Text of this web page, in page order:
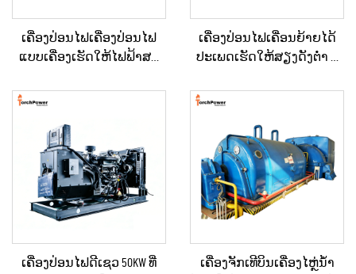
ເຄື່ອງປ່ອນໄຟເຄື່ອງປ່ອນໄຟ
ແບບເຄື່ອງເຮັດໃຫ້ໄຟຟ້າສະ
ອາຄານເພື່ອການຄ້າ ແລະ
ສະຫງາດໄຟສຳຮອງ
ເຄື່ອງປ່ອນໄຟເຄື່ອນຍ້າຍໄດ້
ປະເພດເຮັດໃຫ້ສຽງດັງຕ່ຳ ທີ່
ສຳລັບການໃຊ້ໃນເວລາฉຸກ
ເຄື່ອງປ່ອນໄຟດີເຊວ 50KW ທີ່
ເຄື່ອງຈັກເທີບິນເຄື່ອງໄຫຼ່ນ້ຳ